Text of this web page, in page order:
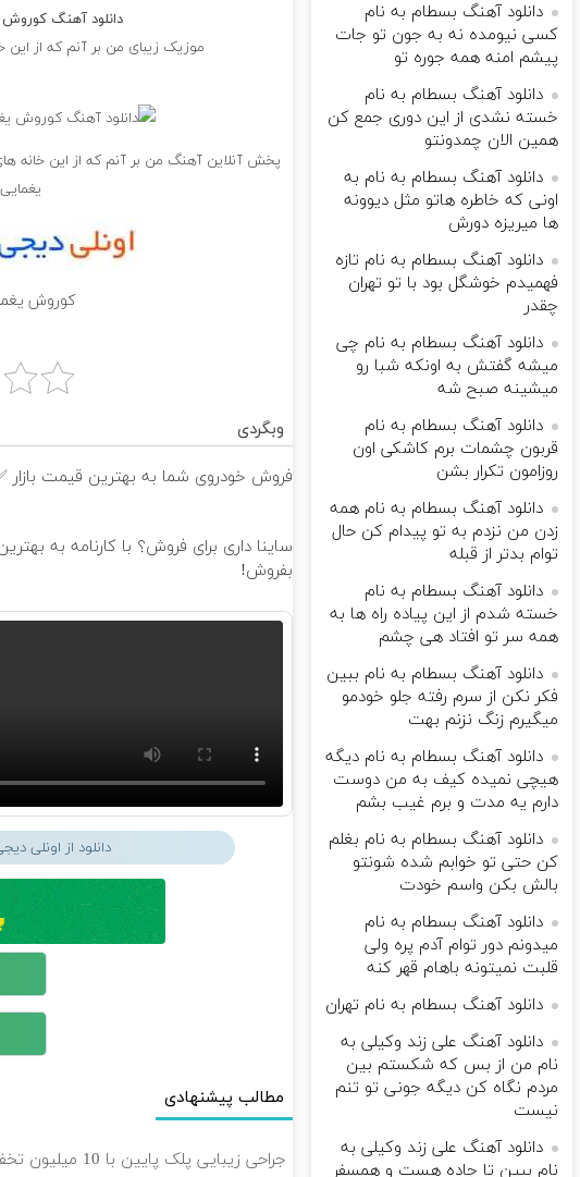
دانلود آهنگ کوروش
موزیک زیبای من بر آنم که از این
پخش آنلاین آهنگ من بر آنم که از این خانه
کوروش
وبگردی
فروش خودروی شما به بهترین قیمت بازار
ساینا داری برای فروش؟ با کارنامه به
بفروش!
دانلود از اونلی
مطالب پیشنهادی
جراحی زیبایی پلک پایین با 10 میلیون تخفیف ویژه فقط 35 ✨
دانلود آهنگ بسطام به نام
کسی نیومده نه به جون تو جات
پیشم امنه همه جوره تو
دانلود آهنگ بسطام به نام
خسته نشدی از این دوری جمع کن
همین الان چمدونتو
دانلود آهنگ بسطام به نام به
اونی که خاطره هاتو مثل دیوونه
ها میریزه دورش
دانلود آهنگ بسطام به نام تازه
فهمیدم خوشگل بود با تو تهران
چقدر
دانلود آهنگ بسطام به نام چی
میشه گفتش به اونکه شبا رو
میشینه صبح شه
دانلود آهنگ بسطام به نام
قربون چشمات برم کاشکی اون
روزامون تکرار بشن
دانلود آهنگ بسطام به نام همه
زدن من نزدم به تو پیدام کن حال
توام بدتر از قبله
دانلود آهنگ بسطام به نام
خسته شدم از این پیاده راه ها به
همه سر تو افتاد هی چشم
دانلود آهنگ بسطام به نام ببین
فکر نکن از سرم رفته جلو خودمو
میگیرم زنگ نزنم بهت
دانلود آهنگ بسطام به نام دیگه
هیچی نمیده کیف به من دوست
دارم یه مدت و برم غیب بشم
دانلود آهنگ بسطام به نام بغلم
کن حتی تو خوابم شده شونتو
بالش بکن واسم خودت
دانلود آهنگ بسطام به نام
میدونم دور توام آدم پره ولی
قلبت نمیتونه باهام قهر کنه
دانلود آهنگ بسطام به نام تهران
دانلود آهنگ علی زند وکیلی به
نام من از بس كه شكستم بین
مردم نگاه كن دیگه جونى تو تنم
نیست
دانلود آهنگ علی زند وکیلی به
نام ببین تا جاده هست و همسفر